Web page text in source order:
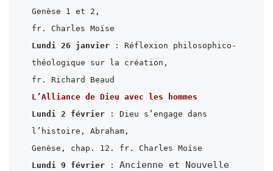
Genèse 1 et 2,
Lundi 26 janvier : Réflexion philosophico-
théologique sur la création,
Lundi 2 février : Dieu s’engage dans
l’histoire, Abraham,
Lundi 9 février : Ancienne et Nouvelle